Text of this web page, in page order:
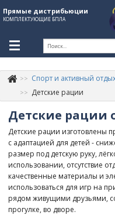
Прямые дистрибьюции
КОМПЛЕКТУЮЩИЕ БПЛА
+380507774092
Информация о компании
About Company
Обзоры
Категории
Бренды
Спорт и активный
Детские рации
Детские рации
Детские рации изготовлены
с адаптацией для детей -
размер под детскую руку,
использовании, отсутствие
качественные материалы и
использоваться для игр на
рядом живущими друзьями,
прогулке, во дворе.